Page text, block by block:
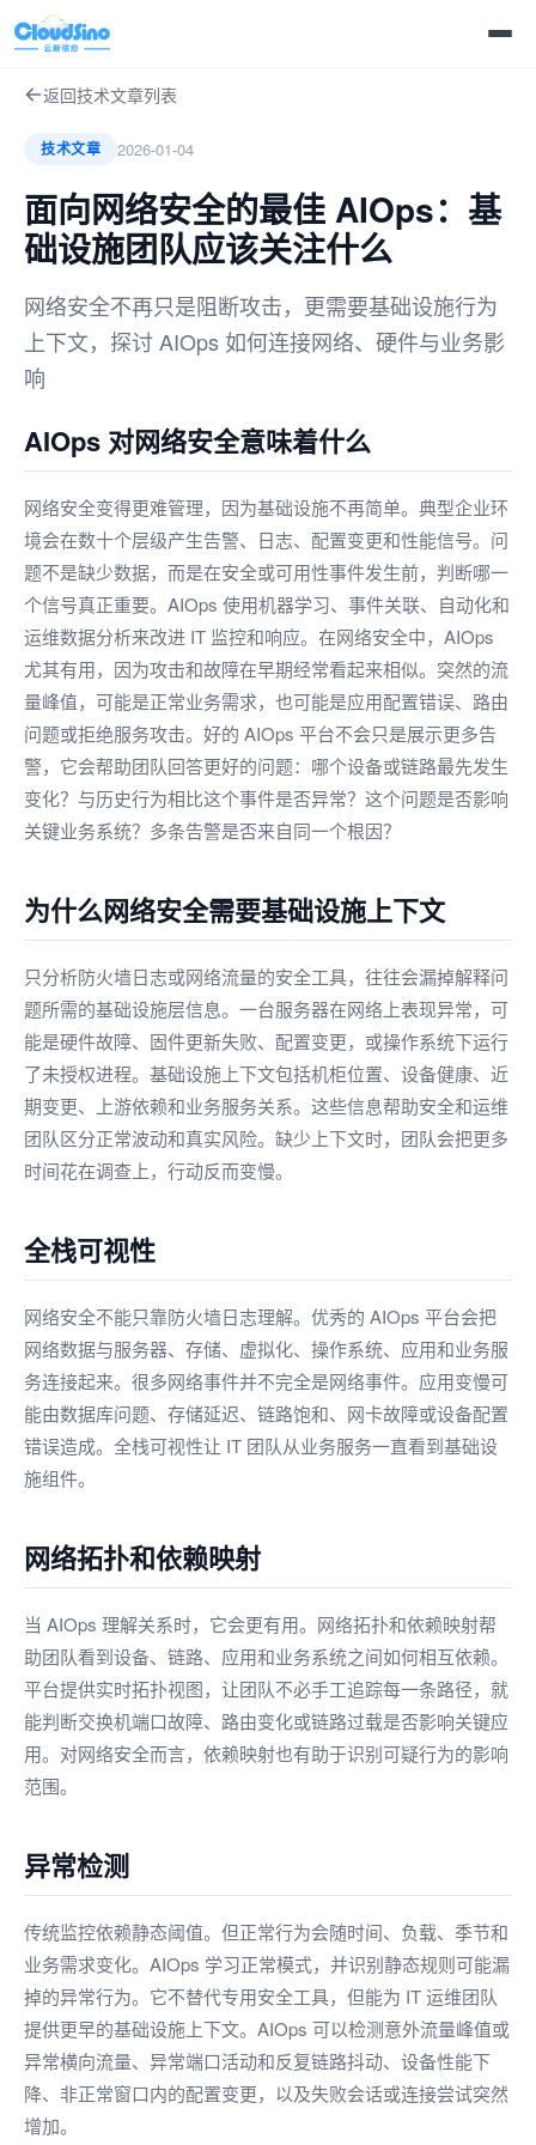
返回技术文章列表
技术文章 2026-01-04
面向网络安全的最佳 AIOps：基
础设施团队应该关注什么
网络安全不再只是阻断攻击，更需要基础设施行为
上下文，探讨 AIOps 如何连接网络、硬件与业务影
响
AIOps 对网络安全意味着什么
网络安全变得更难管理，因为基础设施不再简单。典型企业环
境会在数十个层级产生告警、日志、配置变更和性能信号。问
题不是缺少数据，而是在安全或可用性事件发生前，判断哪一
个信号真正重要。AIOps 使用机器学习、事件关联、自动化和
运维数据分析来改进 IT 监控和响应。在网络安全中，AIOps
尤其有用，因为攻击和故障在早期经常看起来相似。突然的流
量峰值，可能是正常业务需求，也可能是应用配置错误、路由
问题或拒绝服务攻击。好的 AIOps 平台不会只是展示更多告
警，它会帮助团队回答更好的问题：哪个设备或链路最先发生
变化？与历史行为相比这个事件是否异常？这个问题是否影响
关键业务系统？多条告警是否来自同一个根因？
为什么网络安全需要基础设施上下文
只分析防火墙日志或网络流量的安全工具，往往会漏掉解释问
题所需的基础设施层信息。一台服务器在网络上表现异常，可
能是硬件故障、固件更新失败、配置变更，或操作系统下运行
了未授权进程。基础设施上下文包括机柜位置、设备健康、近
期变更、上游依赖和业务服务关系。这些信息帮助安全和运维
团队区分正常波动和真实风险。缺少上下文时，团队会把更多
时间花在调查上，行动反而变慢。
全栈可视性
网络安全不能只靠防火墙日志理解。优秀的 AIOps 平台会把
网络数据与服务器、存储、虚拟化、操作系统、应用和业务服
务连接起来。很多网络事件并不完全是网络事件。应用变慢可
能由数据库问题、存储延迟、链路饱和、网卡故障或设备配置
错误造成。全栈可视性让 IT 团队从业务服务一直看到基础设
施组件。
网络拓扑和依赖映射
当 AIOps 理解关系时，它会更有用。网络拓扑和依赖映射帮
助团队看到设备、链路、应用和业务系统之间如何相互依赖。
平台提供实时拓扑视图，让团队不必手工追踪每一条路径，就
能判断交换机端口故障、路由变化或链路过载是否影响关键应
用。对网络安全而言，依赖映射也有助于识别可疑行为的影响
范围。
异常检测
传统监控依赖静态阈值。但正常行为会随时间、负载、季节和
业务需求变化。AIOps 学习正常模式，并识别静态规则可能漏
掉的异常行为。它不替代专用安全工具，但能为 IT 运维团队
提供更早的基础设施上下文。AIOps 可以检测意外流量峰值或
异常横向流量、异常端口活动和反复链路抖动、设备性能下
降、非正常窗口内的配置变更，以及失败会话或连接尝试突然
增加。